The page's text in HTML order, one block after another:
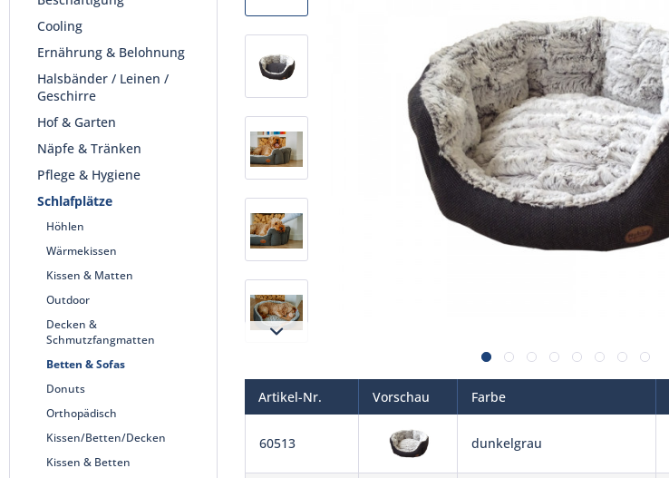
Cooling
Ernährung & Belohnung
Halsbänder / Leinen /
Geschirre
Hof & Garten
Näpfe & Tränken
Pflege & Hygiene
Schlafplätze
Höhlen
Wärmekissen
Kissen & Matten
Outdoor
Decken &
Schmutzfangmatten
Betten & Sofas
Donuts
Orthopädisch
Kissen/Betten/Decken
Kissen & Betten
Artikel-Nr. Vorschau Farbe
60513 dunkelgrau